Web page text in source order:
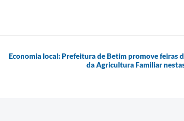
Economia local: Prefeitura de Betim promove feiras
da Agricultura Familiar